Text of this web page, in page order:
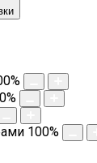
%
%
100%